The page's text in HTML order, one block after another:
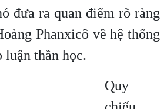
đưa ra quan điểm rõ ràng
Phanxicô về hệ thống
luận thần học.
Quy